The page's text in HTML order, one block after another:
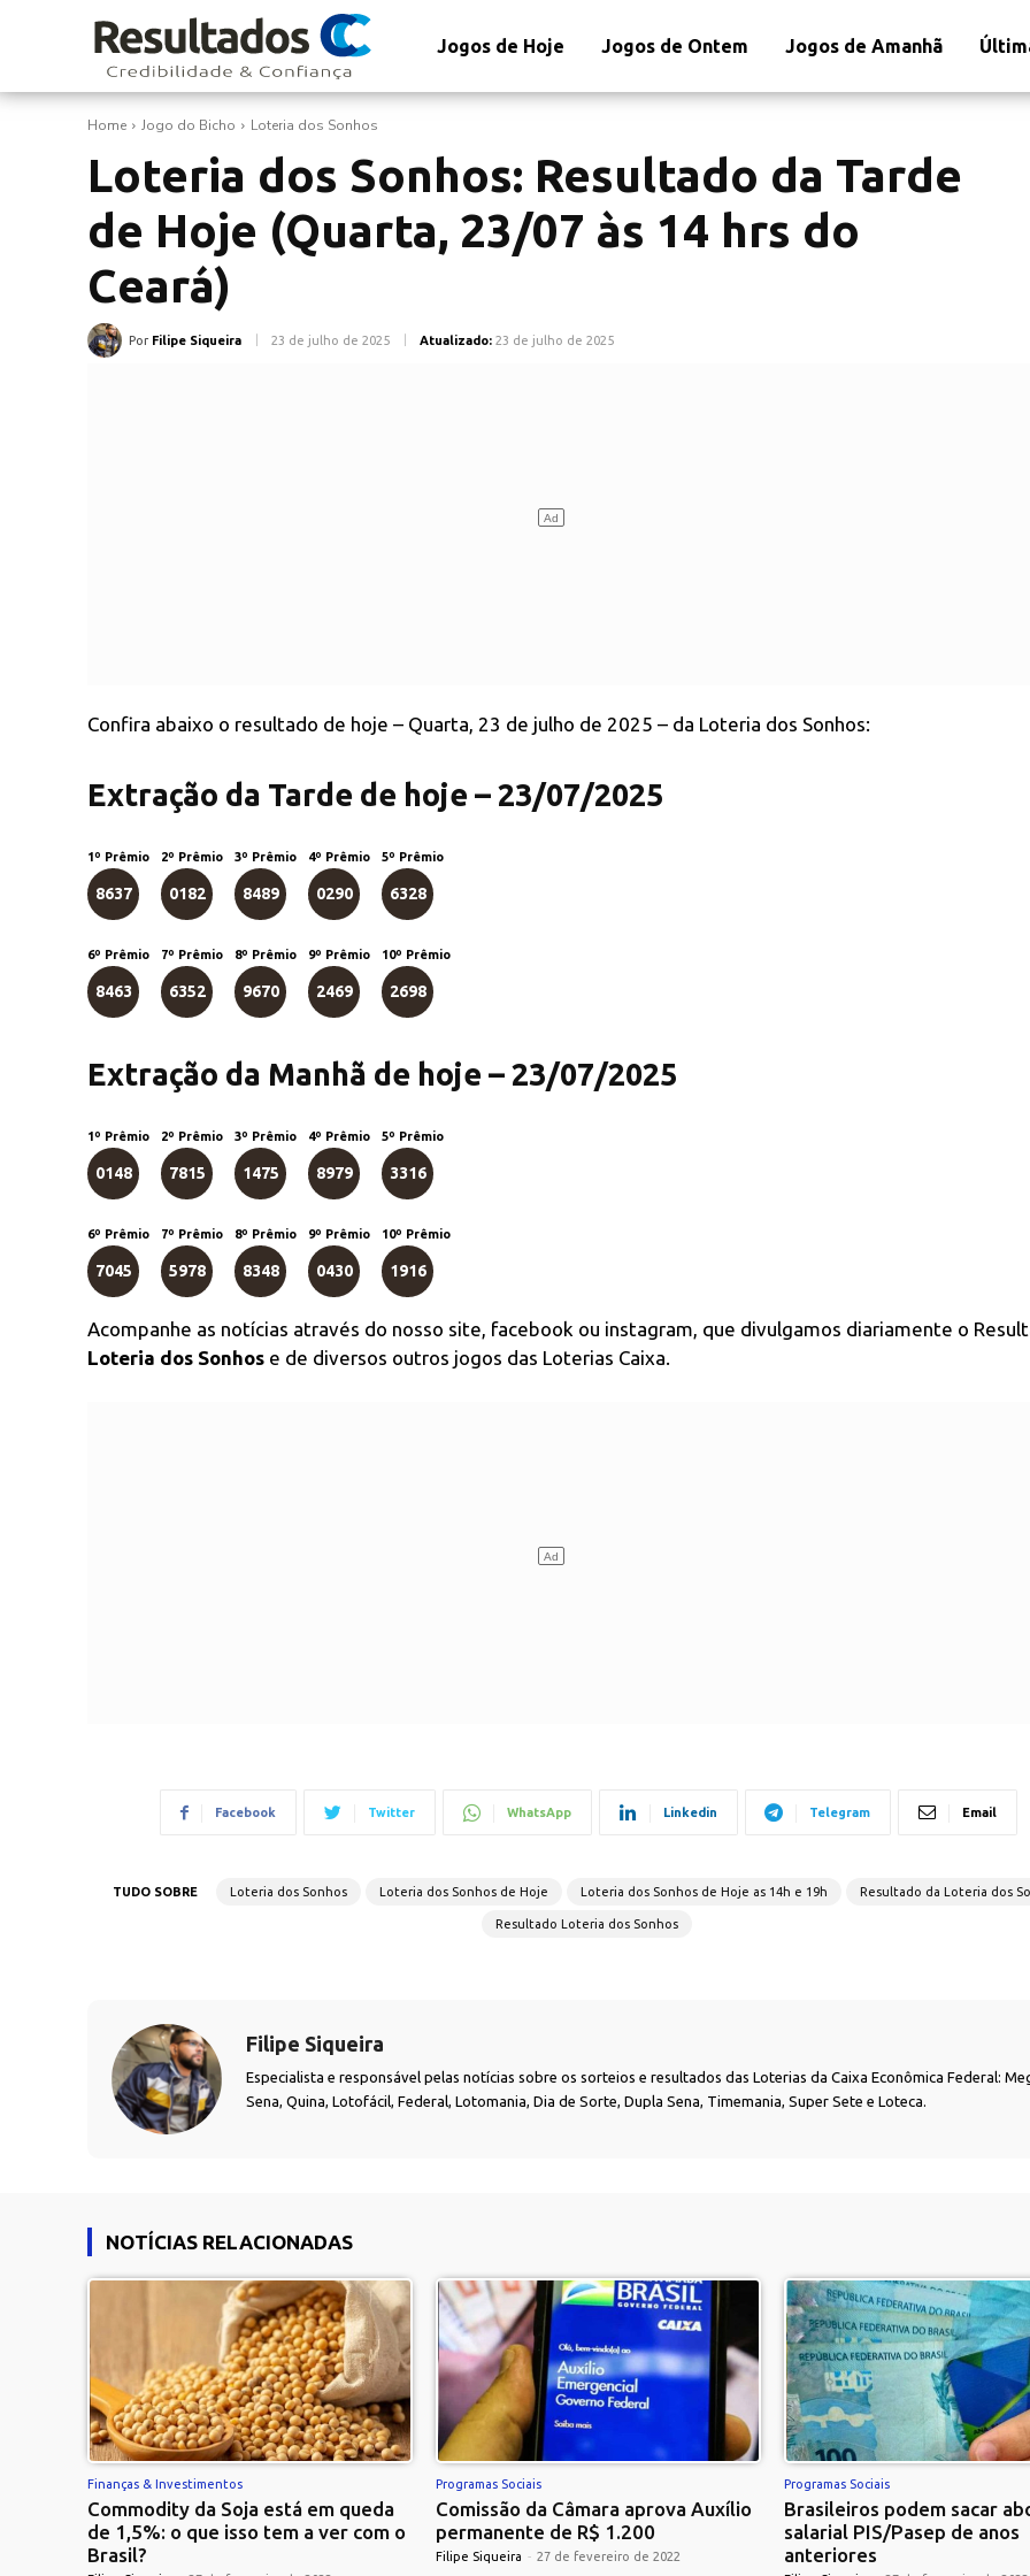
Jogos de Hoje Jogos de Ontem Jogos de Amanhã
Home Jogo do Bicho Loteria dos Sonhos
Loteria dos Sonhos: Resultado da Tarde
de Hoje (Quarta, 23/07 às 14 hrs do
Ceará)
Por Filipe Siqueira 23 de julho de 2025 Atualizado: 23 de julho de 2025
Confira abaixo o resultado de hoje – Quarta, 23 de julho de 2025 – da Loteria dos Sonhos:
Extração da Tarde de hoje – 23/07/2025
1º Prêmio
8637
2º Prêmio
0182
3º Prêmio
8489
4º Prêmio
0290
5º Prêmio
6328
6º Prêmio
8463
7º Prêmio
6352
8º Prêmio
9670
9º Prêmio
2469
10º Prêmio
2698
Extração da Manhã de hoje – 23/07/2025
1º Prêmio
0148
2º Prêmio
7815
3º Prêmio
1475
4º Prêmio
8979
5º Prêmio
3316
6º Prêmio
7045
7º Prêmio
5978
8º Prêmio
8348
9º Prêmio
0430
10º Prêmio
1916
Acompanhe as notícias através do nosso site, facebook ou instagram, que divulgamos diariamente o
Loteria dos Sonhos e de diversos outros jogos das Loterias Caixa.
Facebook Twitter WhatsApp Linkedin Telegram Email
TUDO SOBRE Loteria dos Sonhos Loteria dos Sonhos de Hoje Loteria dos Sonhos de Hoje as 14h e 19h Resultado da Loteria dos
Resultado Loteria dos Sonhos
Filipe Siqueira
Especialista e responsável pelas notícias sobre os sorteios e resultados das Loterias da Caixa Econômica Federal:
Sena, Quina, Lotofácil, Federal, Lotomania, Dia de Sorte, Dupla Sena, Timemania, Super Sete e Loteca.
NOTÍCIAS RELACIONADAS
Finanças & Investimentos
Commodity da Soja está em queda
de 1,5%: o que isso tem a ver com o
Brasil?
Programas Sociais
Comissão da Câmara aprova Auxílio
permanente de R$ 1.200
Filipe Siqueira - 27 de fevereiro de 2022
Programas Sociais
Brasileiros podem sacar
salarial PIS/Pasep de anos
anteriores